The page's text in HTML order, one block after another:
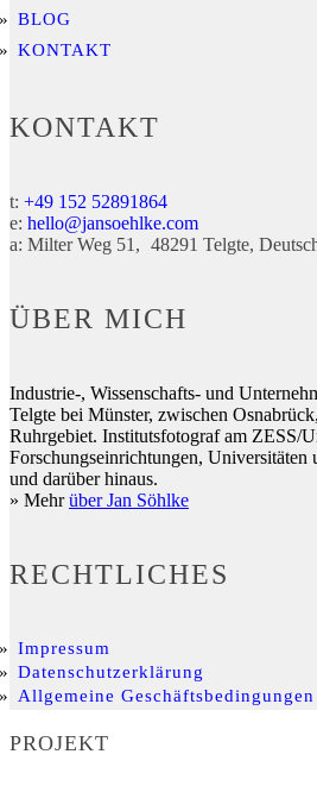
BLOG
KONTAKT
KONTAKT
t: +49 152 52891864
e: hello@jansoehlke.com
a: Milter Weg 51 48291 Telgte
ÜBER MICH
Industrie-, Wissenschafts- und
Telgte bei Münster, zwischen
Ruhrgebiet. Institutsfotograf am ZESS/
Forschungseinrichtungen,
und darüber hinaus.
» Mehrüber Jan Söhlke
RECHTLICHES
Impressum
Datenschutzerklärung
Allgemeine Geschäftsbedingungen
PROJEKT